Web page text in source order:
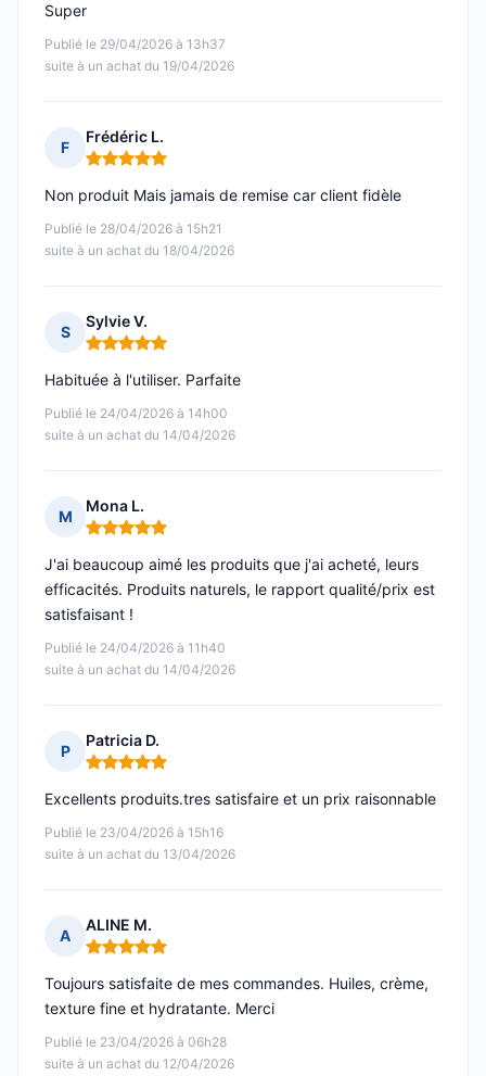
Publié le 29/04/2026 à 13h37
suite à un achat du 19/04/2026
Super
F
Frédéric L.
Note : 5 sur 5
Publié le 28/04/2026 à 15h21
suite à un achat du 18/04/2026
Non produit Mais jamais de remise car client fidèle
S
Sylvie V.
Note : 5 sur 5
Publié le 24/04/2026 à 14h00
suite à un achat du 14/04/2026
Habituée à l'utiliser. Parfaite
M
Mona L.
Note : 5 sur 5
Publié le 24/04/2026 à 11h40
suite à un achat du 14/04/2026
J'ai beaucoup aimé les produits que j'ai acheté, leurs
efficacités. Produits naturels, le rapport qualité/prix est
satisfaisant !
P
Patricia D.
Note : 5 sur 5
Publié le 23/04/2026 à 15h16
suite à un achat du 13/04/2026
Excellents produits.tres satisfaire et un prix raisonnable
A
ALINE M.
Note : 5 sur 5
Publié le 23/04/2026 à 06h28
suite à un achat du 12/04/2026
Toujours satisfaite de mes commandes. Huiles, crème,
texture fine et hydratante. Merci